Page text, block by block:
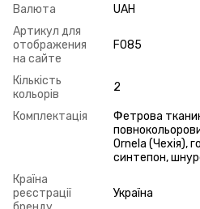
Валюта
UAH
Артикул для
отображения
на сайте
F085
Кількість
кольорів
2
Комплектація
Фетрова
Ornela (Чехія),
синтепон,
Країна
реєстрації
Україна